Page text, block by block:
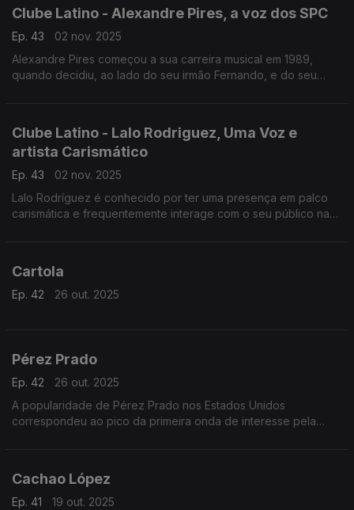
Clube Latino - Alexandre Pires, a voz dos SPC
Ep. 43
02 nov. 2025
Alexandre Pires começou a sua carreira musical em 1989,
quando decidiu, ao lado do seu irmão Fernando, e do seu
Clube Latino - Lalo Rodriguez, Uma Voz e
artista Carismático
Ep. 43
02 nov. 2025
Lalo Rodríguez é conhecido por ter uma presença em palco
carismática e frequentemente interage com o seu público na
Cartola
Ep. 42 26 out. 2025
Pérez Prado
Ep. 42
26 out. 2025
A popularidade de Pérez Prado nos Estados Unidos
correspondeu ao pico da primeira onda de interesse pela
Cachao López
Ep. 41 19 out. 2025